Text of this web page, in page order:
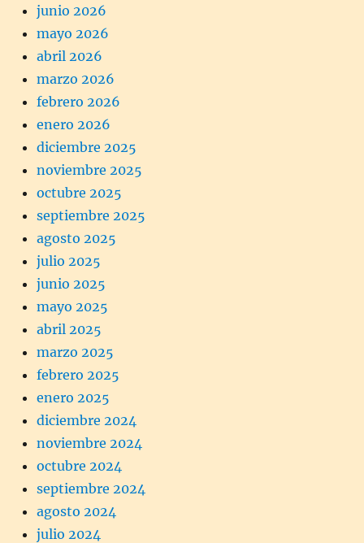
junio 2026
mayo 2026
abril 2026
marzo 2026
febrero 2026
enero 2026
diciembre 2025
noviembre 2025
octubre 2025
septiembre 2025
agosto 2025
julio 2025
junio 2025
mayo 2025
abril 2025
marzo 2025
febrero 2025
enero 2025
diciembre 2024
noviembre 2024
octubre 2024
septiembre 2024
agosto 2024
julio 2024